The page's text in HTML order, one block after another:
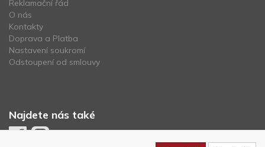
Reklamační řád
O nás
Kontakty
Doprava a Platba
Nastavení soukromí
Odstoupení od smlouvy
Najdete nás také